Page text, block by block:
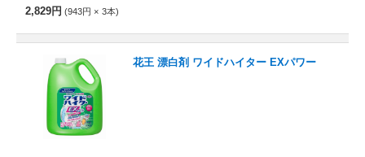
2,829円 943円 3本
花王 漂白剤 ワイドハイター EXパワー